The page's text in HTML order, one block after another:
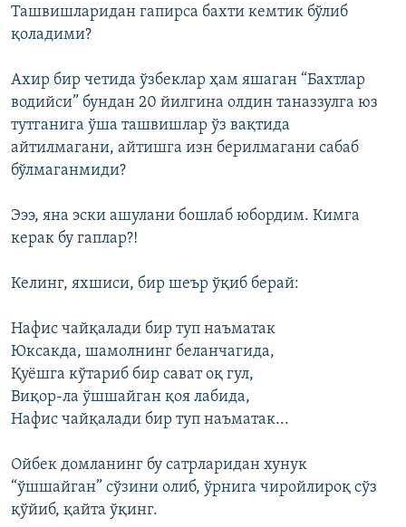
Ташвишларидан гапирса бахти кемтик бўлиб
қоладими?
Ахир бир четида ўзбеклар ҳам яшаган “Бахтлар
водийси” бундан 20 йилгина олдин таназзулга юз
тутганига ўша ташвишлар ўз вақтида
айтилмагани, айтишга изн берилмагани сабаб
бўлмаганмиди?
Эээ, яна эски ашулани бошлаб юбордим. Кимга
керак бу гаплар?!
Келинг, яхшиси, бир шеър ўқиб берай:
Нафис чайқалади бир туп наъматак
Юксакда, шамолнинг беланчагида,
Қуёшга кўтариб бир сават оқ гул,
Виқор-ла ўшшайган қоя лабида,
Нафис чайқалади бир туп наъматак...
Ойбек домланинг бу сатрларидан хунук
“ўшшайган” сўзини олиб, ўрнига чиройлироқ сўз
қўйиб, қайта ўқинг.